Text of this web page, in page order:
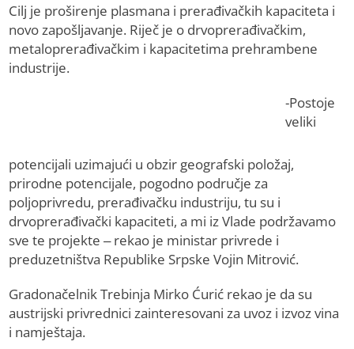
Cilj je proširenje plasmana i prerađivačkih kapaciteta i
novo zapošljavanje. Riječ je o drvoprerađivačkim,
metaloprerađivačkim i kapacitetima prehrambene
industrije.
-Postoje
veliki
potencijali uzimajući u obzir geografski položaj,
prirodne potencijale, pogodno područje za
poljoprivredu, prerađivačku industriju, tu su i
drvoprerađivački kapaciteti, a mi iz Vlade podržavamo
sve te projekte – rekao je ministar privrede i
preduzetništva Republike Srpske Vojin Mitrović.
Gradonačelnik Trebinja Mirko Ćurić rekao je da su
austrijski privrednici zainteresovani za uvoz i izvoz vina
i namještaja.